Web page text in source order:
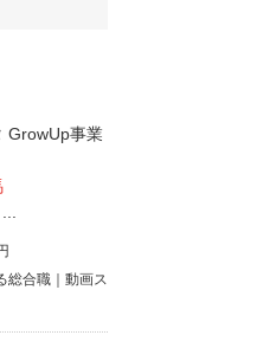
GrowUp事業
総合職｜動画ス